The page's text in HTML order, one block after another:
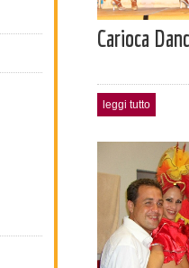
Carioca
leggi tutto